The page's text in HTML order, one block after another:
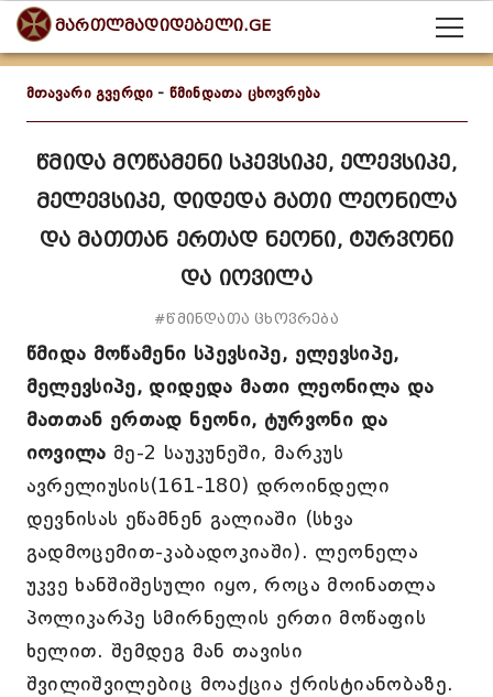
მართლმადიდებელი.GE
მთავარი გვერდი - წმინდათა ცხოვრება
წმიდა მოწამენი სპევსიპე, ელევსიპე,
მელევსიპე, დიდედა მათი ლეონილა
და მათთან ერთად ნეონი, ტურვონი
და იოვილა
#წმინდათა ცხოვრება
წმიდა მოწამენი სპევსიპე, ელევსიპე,
მელევსიპე, დიდედა მათი ლეონილა და
მათთან ერთად ნეონი, ტურვონი და
იოვილა მე-2 საუკუნეში, მარკუს
ავრელიუსის(161-180) დროინდელი
დევნისას ეწამნენ გალიაში (სხვა
გადმოცემით-კაბადოკიაში). ლეონელა
უკვე ხანშიშესული იყო, როცა მოინათლა
პოლიკარპე სმირნელის ერთი მოწაფის
ხელით. შემდეგ მან თავისი
შვილიშვილებიც მოაქცია ქრისტიანობაზე.